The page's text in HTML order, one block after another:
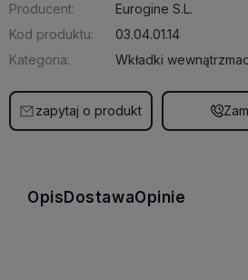
Producent:
Eurogine S.L.
Kod produktu:
03.04.01.14
Kategoria:
Wkładki
zapytaj o produkt
Opis DostawaOpinie